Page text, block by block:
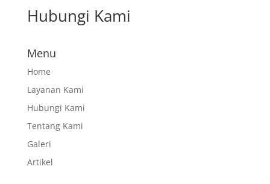
Hubungi Kami
Menu
Home
Layanan Kami
Hubungi Kami
Tentang Kami
Galeri
Artikel